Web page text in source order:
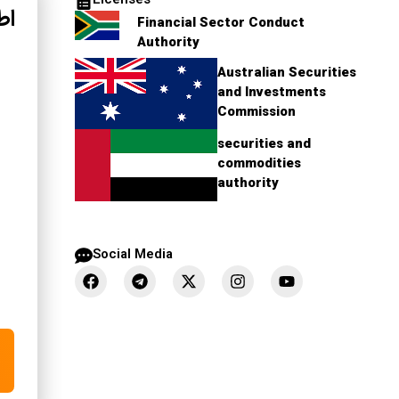
Financial Sector Conduct
Authority
Australian Securities
and Investments
Commission
securities and
commodities
authority
Social Media